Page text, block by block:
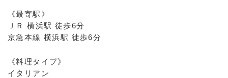
《最寄駅》
ＪＲ 横浜駅 徒歩6分
京急本線 横浜駅 徒歩6分
《料理タイプ》
イタリアン